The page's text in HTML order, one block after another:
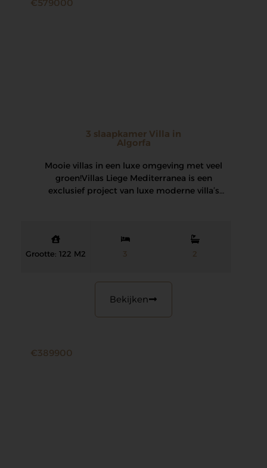
€579000
3 slaapkamer Villa in
Algorfa
Mooie villas in een luxe omgeving met veel
groen! Villas Liege Mediterranea is een
exclusief project van luxe moderne villa’s
Grootte: 122 M2 3 2
Bekijken
€389900